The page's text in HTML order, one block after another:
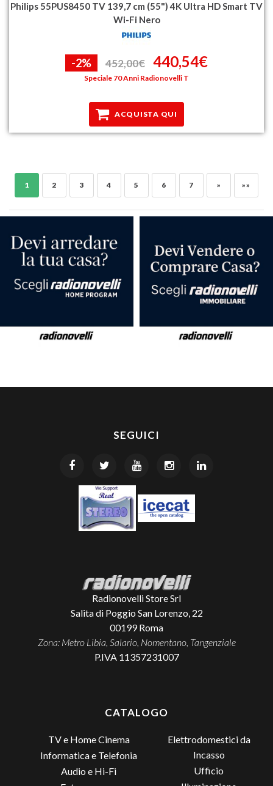
Philips 55PUS8450 TV 139,7 cm (55") 4K Ultra HD Smart TV
Wi-Fi Nero
-2% 452,00€ 440,54€
Speciale 70 Anni Radionovelli T
ACQUISTA QUI
1 2 3 4 5 6 7 » »»
SEGUICI
Radionovelli Store Srl
Salita di Poggio San Lorenzo, 22
00199 Roma
Zona: Metro Libia, Salario, Nomentano, Tangenziale
P.IVA 11357231007
CATALOGO
TV e Home Cinema
Informatica e Telefonia
Audio e Hi-Fi
Elettrodomestici da
Incasso
Ufficio